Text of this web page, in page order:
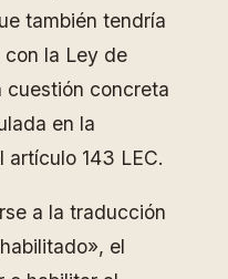
también tendría
la Ley de
cuestión concreta
en la
artículo 143 LEC.
a la traducción
el